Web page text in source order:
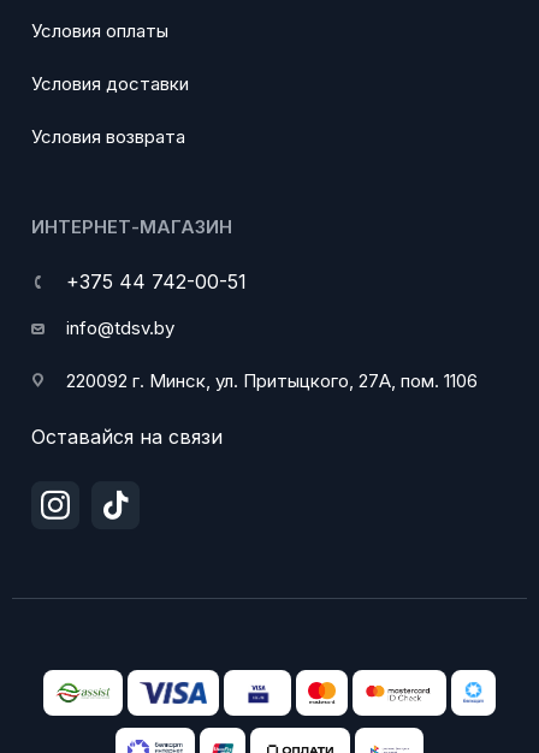
Условия оплаты
Условия доставки
Условия возврата
ИНТЕРНЕТ-МАГАЗИН
+375 44 742-00-51
info@tdsv.by
220092 г. Минск, ул. Притыцкого, 27А, пом. 1106
Оставайся на связи